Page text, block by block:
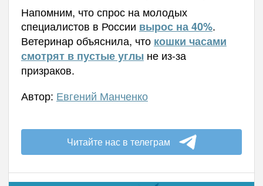
Напомним, что спрос на молодых
специалистов в России вырос на 40%.
Ветеринар объяснила, что кошки часами
смотрят в пустые углы не из-за
призраков.
Автор: Евгений Манченко
Читайте нас в телеграм